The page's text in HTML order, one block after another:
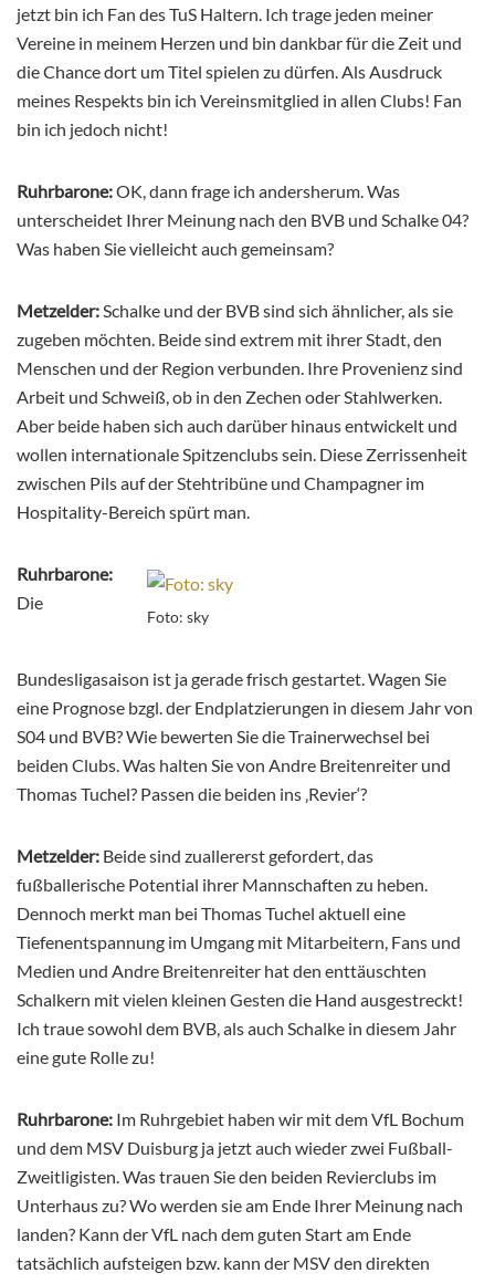
jetzt bin ich Fan des TuS Haltern. Ich trage jeden meiner
Vereine in meinem Herzen und bin dankbar für die Zeit und
die Chance dort um Titel spielen zu dürfen. Als Ausdruck
meines Respekts bin ich Vereinsmitglied in allen Clubs! Fan
bin ich jedoch nicht!
Ruhrbarone:OK, dann frage ich andersherum. Was
unterscheidet Ihrer Meinung nach den BVB und Schalke 04?
Was haben Sie vielleicht auch gemeinsam?
Metzelder:Schalke und der BVB sind sich ähnlicher, als sie
zugeben möchten. Beide sind extrem mit ihrer Stadt, den
Menschen und der Region verbunden. Ihre Provenienz sind
Arbeit und Schweiß, ob in den Zechen oder Stahlwerken.
Aber beide haben sich auch darüber hinaus entwickelt und
wollen internationale Spitzenclubs sein. Diese Zerrissenheit
zwischen Pils auf der Stehtribüne und Champagner im
Hospitality-Bereich spürt man.
Foto: sky
Ruhrbarone:
Die
Bundesligasaison ist ja gerade frisch gestartet. Wagen Sie
eine Prognose bzgl. der Endplatzierungen in diesem Jahr von
S04 und BVB? Wie bewerten Sie die Trainerwechsel bei
beiden Clubs. Was halten Sie von Andre Breitenreiter und
Thomas Tuchel? Passen die beiden ins ‚Revier‘?
Metzelder: Beide sind zuallererst gefordert, das
fußballerische Potential ihrer Mannschaften zu heben.
Dennoch merkt man bei Thomas Tuchel aktuell eine
Tiefenentspannung im Umgang mit Mitarbeitern, Fans und
Medien und Andre Breitenreiter hat den enttäuschten
Schalkern mit vielen kleinen Gesten die Hand ausgestreckt!
Ich traue sowohl dem BVB, als auch Schalke in diesem Jahr
eine gute Rolle zu!
Ruhrbarone: Im Ruhrgebiet haben wir mit dem VfL Bochum
und dem MSV Duisburg ja jetzt auch wieder zwei Fußball-
Zweitligisten. Was trauen Sie den beiden Revierclubs im
Unterhaus zu? Wo werden sie am Ende Ihrer Meinung nach
landen? Kann der VfL nach dem guten Start am Ende
tatsächlich aufsteigen bzw. kann der MSV den direkten